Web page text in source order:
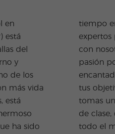
en
está
del
y
de los
más vida
está
ha sido
los
te
salir
de